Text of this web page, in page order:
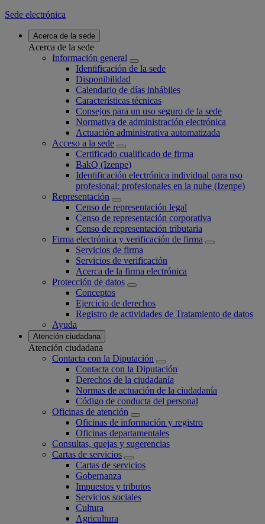
Sede electrónica
Acerca de la sede
Acerca de la sede
Información general
Identificación de la sede
Disponibilidad
Calendario de días inhábiles
Características técnicas
Consejos para un uso seguro de la sede
Normativa de administración electrónica
Actuación administrativa automatizada
Acceso a la sede
Certificado cualificado de firma
BakQ (Izenpe)
Identificación electrónica individual para uso
profesional: profesionales en la nube (Izenpe)
Representación
Censo de representación legal
Censo de representación corporativa
Censo de representación tributaria
Firma electrónica y verificación de firma
Servicios de firma
Servicios de verificación
Acerca de la firma electrónica
Protección de datos
Conceptos
Ejercicio de derechos
Registro de actividades de Tratamiento de datos
Ayuda
Atención ciudadana
Atención ciudadana
Contacta con la Diputación
Contacta con la Diputación
Derechos de la ciudadanía
Normas de actuación de la ciudadanía
Código de conducta del personal
Oficinas de atención
Oficinas de información y registro
Oficinas departamentales
Consultas, quejas y sugerencias
Cartas de servicios
Cartas de servicios
Gobernanza
Impuestos y tributos
Servicios sociales
Cultura
Agricultura